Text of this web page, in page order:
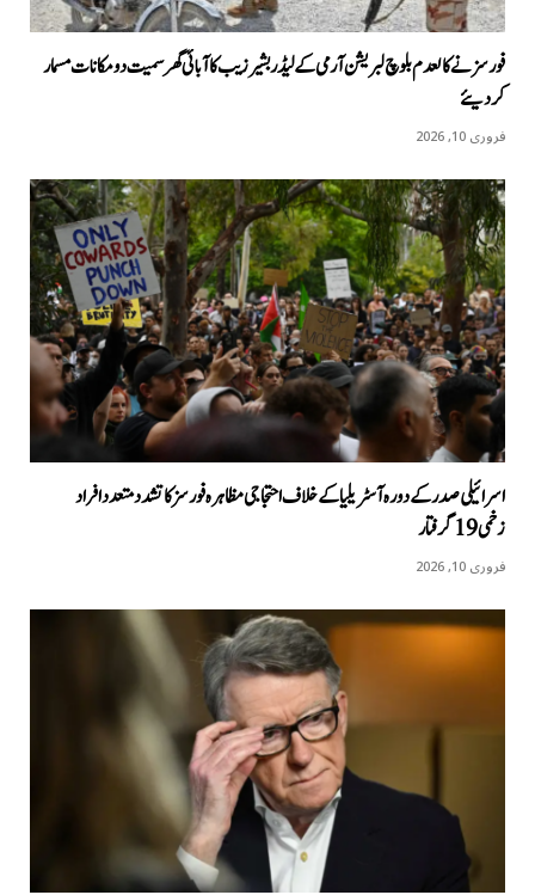
فورسز نے کالعدم بلوچ لبریشن آرمی کے لیڈر بشیر زیب کا آبائی گھر سمیت دو مکانات مسمار
کردیئے
فروری 10, 2026
اسرائیلی صدر کے دورہ آسٹریلیا کےخلاف احتجاجی مظاہرہ فورسز کا تشدد متعدد افراد
زخمی 19 گرفتار
فروری 10, 2026